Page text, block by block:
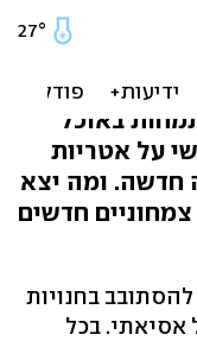
באוכל
על אטריות
חדשה. ומה יצא
חדשים
בחנויות
אסיאתי. בכל